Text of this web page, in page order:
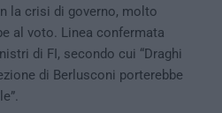
la crisi di governo, molto
al voto. Linea confermata
di FI, secondo cui “Draghi
di Berlusconi porterebbe